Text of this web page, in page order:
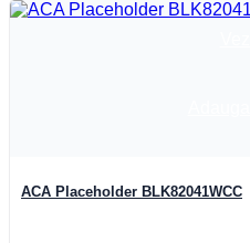
ACA Placeholder BLK82041WCC